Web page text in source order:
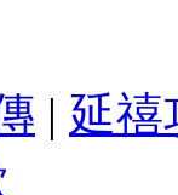
| 延禧